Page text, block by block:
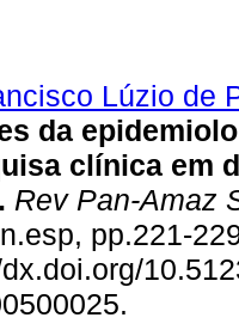
Lúzio de
da
clínica em
Rev Pan-Amaz
pp.221-